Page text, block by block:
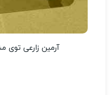
آرمین زارعی